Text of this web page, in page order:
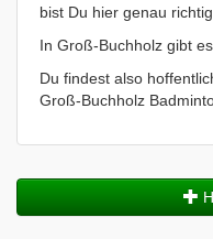
bist Du hier genau
In Groß-Buchholz gibt
Du findest also
Groß-Buchholz